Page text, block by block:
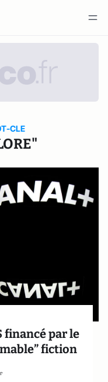
CLE
financé par le
fiction